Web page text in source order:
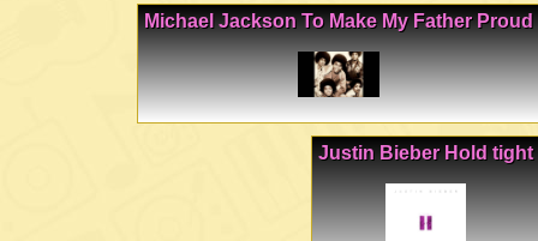
Michael Jackson To Make My Father Proud
Justin Bieber Hold tight